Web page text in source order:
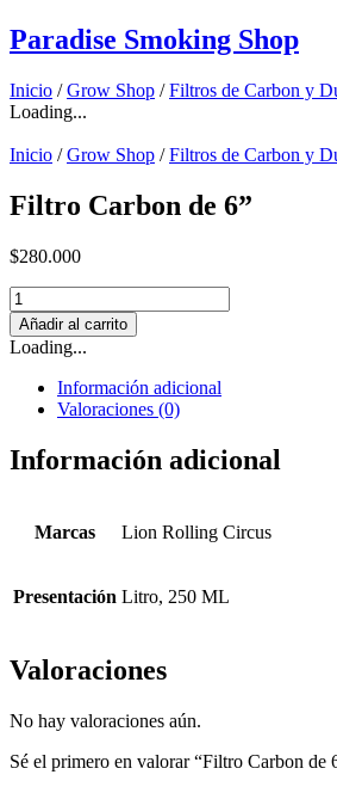
Paradise Smoking Shop
Inicio /Grow Shop /Filtros de Carbon y
Loading...
Inicio /Grow Shop /Filtros de Carbon y
Filtro Carbon de 6”
$280.000
Filtro
Carbon
de
6”
cantidad
Añadir al carrito
Loading...
Información adicional
Valoraciones (0)
Información adicional
Marcas Lion Rolling Circus
Presentación Litro, 250 ML
Valoraciones
No hay valoraciones aún.
Sé el primero en valorar “Filtro Carbon de